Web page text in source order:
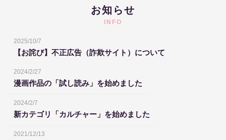
お知らせ
INFO
2025/10/7
【お詫び】不正広告（詐欺サイト）について
2024/2/27
漫画作品の「試し読み」を始めました
2024/2/7
新カテゴリ「カルチャー」を始めました
2021/12/13